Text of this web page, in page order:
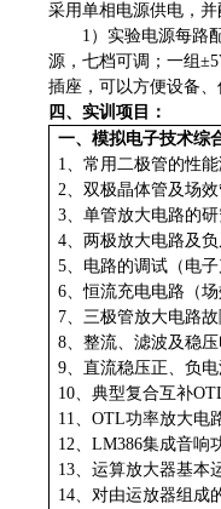
采用单相电源供电，
1） 实验电源每路
源，七档可调；一组
插座，可以方便设备
四、实训项目：
一、 模拟电子技术综
1、常用二极管的性
2、双极晶体管及场
3、单管放大电路的
4、两极放大电路及
5、电路的调试（电
6、恒流充电电路（
7、三极管放大电路
8、整流、滤波及稳
9、直流稳压正、负
10、典型复合互补
11、OTL功率放大电
12、LM386集成音响
13、运算放大器基本
14、对由运放器组成